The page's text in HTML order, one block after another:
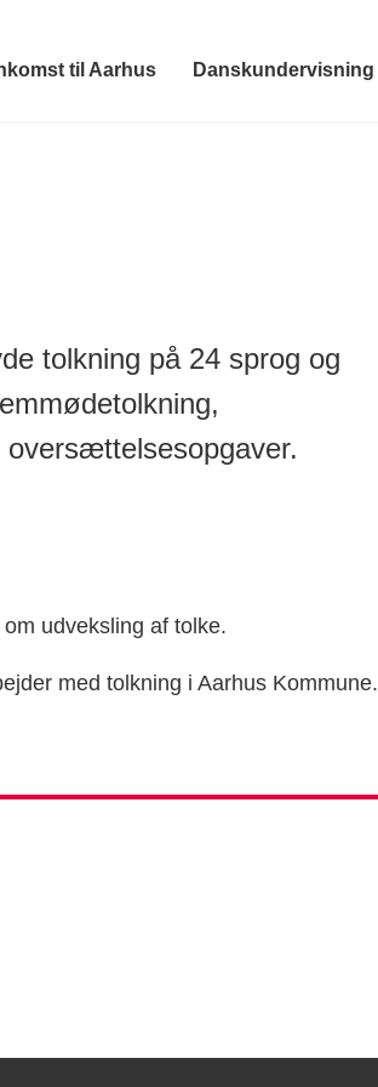
til Aarhus Danskundervisning
tolkning på 24 sprog og
oversættelsesopgaver.
udveksling af tolke.
med tolkning i Aarhus Kommune.